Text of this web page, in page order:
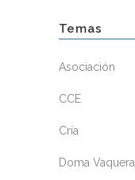
Temas
Asociación
CCE
Cría
Doma Vaquera